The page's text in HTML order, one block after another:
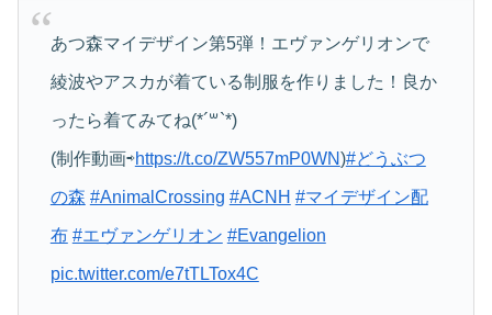
あつ森マイデザイン第5弾！エヴァンゲリオンで
綾波やアスカが着ている制服を作りました！良か
ったら着てみてね(*´꒳`*)
(制作動画⇨https://t.co/ZW557mP0WN)#どうぶつ
の森 #AnimalCrossing #ACNH #マイデザイン配
布 #エヴァンゲリオン #Evangelion
pic.twitter.com/e7tTLTox4C